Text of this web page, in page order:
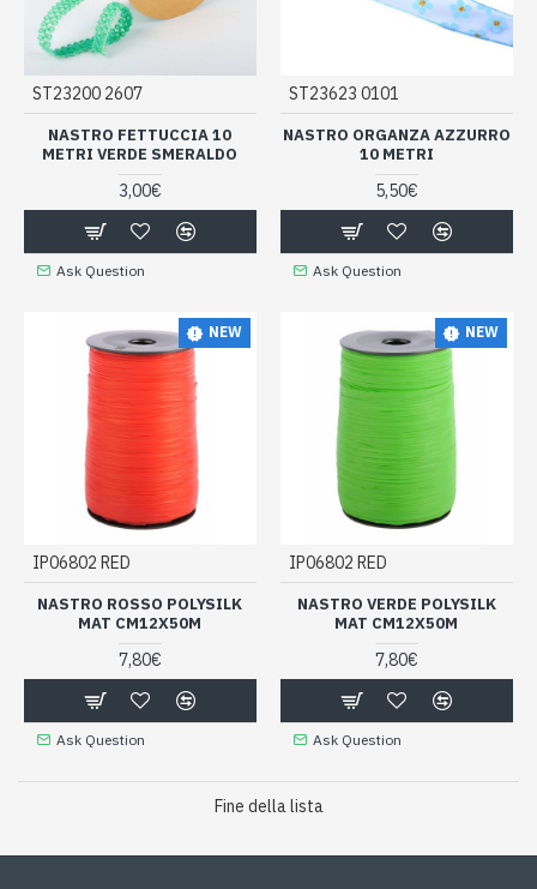
ST23200 2607
NASTRO FETTUCCIA 10
METRI VERDE SMERALDO
3,00€
Ask Question
ST23623 0101
NASTRO ORGANZA AZZURRO
10 METRI
5,50€
Ask Question
NEW
IP06802 RED
NASTRO ROSSO POLYSILK
MAT CM12X50M
7,80€
Ask Question
NEW
IP06802 RED
NASTRO VERDE POLYSILK
MAT CM12X50M
7,80€
Ask Question
Fine della lista